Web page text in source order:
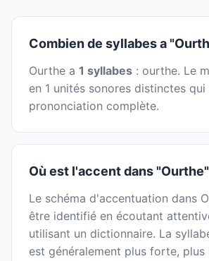
Combien de syllabes a
Ourthe a 1 syllabes : ourthe. Le
en 1 unités sonores distinctes
prononciation complète.
Où est l'accent dans
Le schéma d'accentuation dans
être identifié en écoutant
utilisant un dictionnaire. La
est généralement plus forte,